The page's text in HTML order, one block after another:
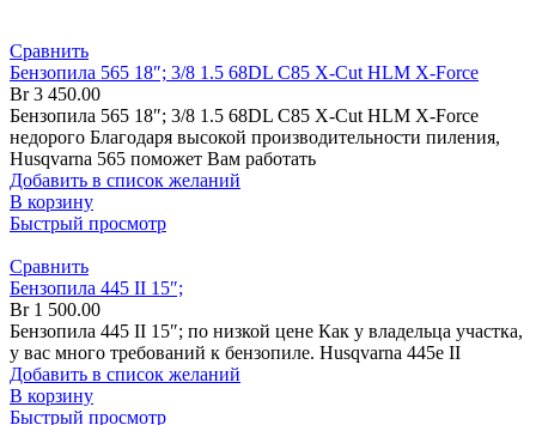
Сравнить
Бензопила 565 18″; 3/8 1.5 68DL C85 X-Cut HLM X-Force
Br3 450.00
Бензопила 565 18″; 3/8 1.5 68DL C85 X-Cut HLM X-Force
недорого Благодаря высокой производительности пиления,
Husqvarna 565 поможет Вам работать
Добавить в список желаний
В корзину
Быстрый просмотр
Сравнить
Бензопила 445 II 15″;
Br1 500.00
Бензопила 445 II 15″; по низкой цене Как у владельца участка,
у вас много требований к бензопиле. Husqvarna 445e II
Добавить в список желаний
В корзину
Быстрый просмотр